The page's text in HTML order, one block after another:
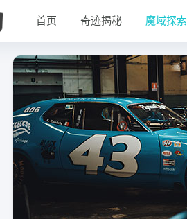
首页 奇迹揭秘 魔域探索